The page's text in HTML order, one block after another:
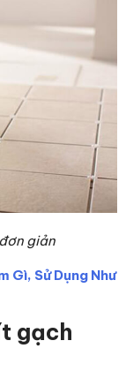
giản
Gì, Sử Dụng Như
gạch